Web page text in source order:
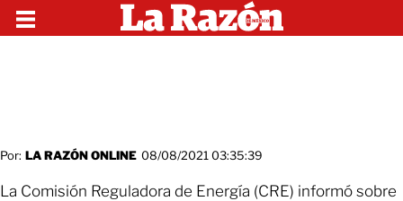
Por: LA RAZÓN ONLINE 08/08/2021 03:35:39
La Comisión Reguladora de Energía (CRE) informó sobre